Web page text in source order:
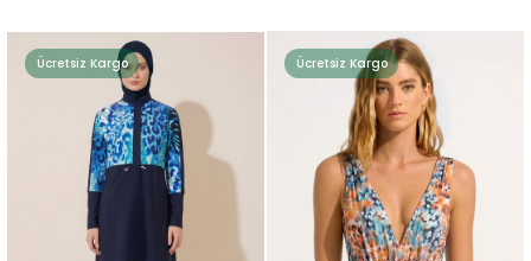
Ücretsiz Kargo Ücretsiz Kargo